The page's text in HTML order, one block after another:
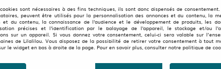
LILALILOU
Top Bashung Curcuma
sont nécessaires à des fins techniques, ils sont donc dispensés de
peuvent être utilisés pour la personnalisation des annonces et du contenu, la
et du contenu, la connaissance de l'audience et le développement de produits, les
précises et l'identification par le balayage de l'appareil, le stockage et/ou
sur un appareil. Si vous donnez votre consentement, celui-ci sera valable sur
de Lilalilou. Vous disposez de la possibilité de retirer votre consentement à tout
le widget en bas à droite de la page. Pour en savoir plus, consulter notre politique de